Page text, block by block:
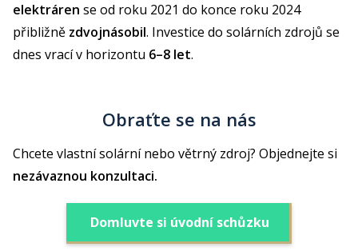
elektráren se od roku 2021 do konce roku 2024
přibližně zdvojnásobil. Investice do solárních zdrojů se
dnes vrací v horizontu 6–8 let.
Obraťte se na nás
Chcete vlastní solární nebo větrný zdroj? Objednejte si
nezávaznou konzultaci.
Domluvte si úvodní schůzku